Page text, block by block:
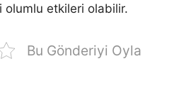
olumlu etkileri olabilir.
Bu Gönderiyi Oyla